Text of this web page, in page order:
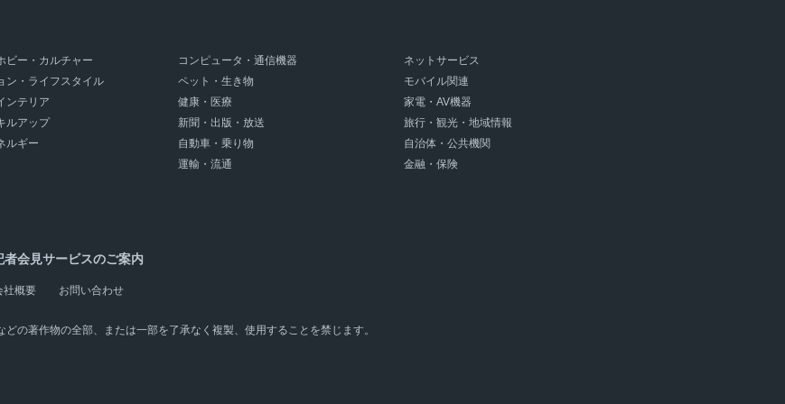
ビー・カルチャー コンピュータ・通信機器
ネットサービス
ン・ライフスタイル ペット・生き物
モバイル関連
ンテリア 健康・医療
家電・AV機器
ルアップ 新聞・出版・放送
旅行・観光・地域情報
ルギー 自動車・乗り物
自治体・公共機関
運輸・流通
金融・保険
者会見サービスのご案内
社概要 お問い合わせ
の著作物の全部、または一部を了承なく複製、使用することを禁じます。